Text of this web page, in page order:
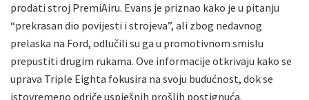
prodati stroj PremiAiru. Evans je priznao kako je u pitanju
“prekrasan dio povijesti i strojeva”, ali zbog nedavnog
prelaska na Ford, odlučili su ga u promotivnom smislu
prepustiti drugim rukama. Ove informacije otkrivaju kako se
uprava Triple Eighta fokusira na svoju budućnost, dok se
istovremeno odriče uspješnih prošlih postignuća.